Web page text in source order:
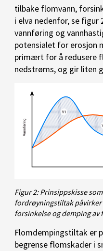
tilbake flomvann,
i elva nedenfor, se figur
vannføring og
potensialet for erosjon
primært for å redusere
nedstrøms, og gir liten
Figur 2: Prinsippskisse
fordrøyningstiltak
forsinkelse og demping av
Flomdempingstiltak er
begrense flomskader i